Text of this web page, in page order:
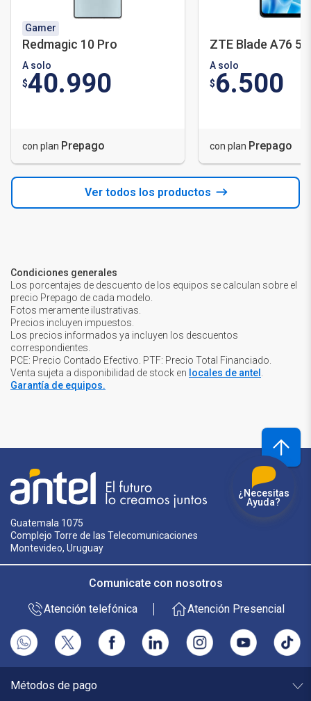
Gamer
Redmagic 10 Pro
A solo
$40.990
con plan Prepago
ZTE Blade A76 5G
A solo
$6.500
con plan Prepago
Ver todos los productos
Condiciones generales
Los porcentajes de descuento de los equipos se calculan sobre el
precio Prepago de cada modelo.
Fotos meramente ilustrativas.
Precios incluyen impuestos.
Los precios informados ya incluyen los descuentos
correspondientes.
PCE: Precio Contado Efectivo. PTF: Precio Total Financiado.
Venta sujeta a disponibilidad de stock en locales de antel
Garantía de equipos.
Guatemala 1075
Complejo Torre de las Telecomunicaciones
Montevideo, Uruguay
Comunicate con nosotros
Atención telefónica
Atención Presencial
Métodos de pago
¿Necesitas
Ayuda?